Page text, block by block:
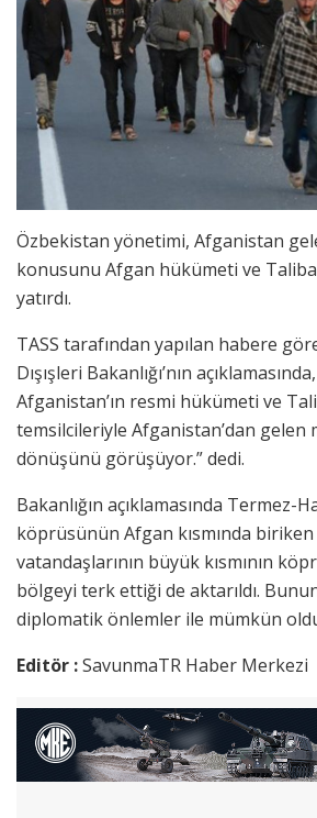
Özbekistan yönetimi, Afganistan
konusunu Afgan hükümeti ve
yatırdı.
TASS tarafından yapılan habere
Dışışleri Bakanlığı’nın
Afganistan’ın resmi hükümeti ve
temsilcileriyle Afganistan’dan gelen
dönüşünü görüşüyor.” dedi.
Bakanlığın açıklamasında Termez-
köprüsünün Afgan kısmında
vatandaşlarının büyük kısmının
bölgeyi terk ettiği de aktarıldı.
diplomatik önlemler ile mümkün
Editör :SavunmaTR Haber Merkezi